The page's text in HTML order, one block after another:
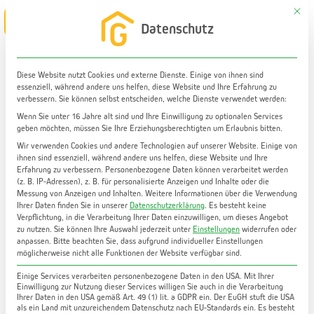
Zum
Inhalt
Glossar: Mietrechtsgesetz
Was versteht man unter
"Mietrechtsgesetz"?
Das Mietrechtsgesetz, kurz MRG, ist in
Österreich im Jahr 1982 in Kraft getreten. es
regelt alle Aspekte rund um die Vermietung
Mit
Datenschutz
Diese Website nutzt Cookies und externe Dienste. Einige von ihnen sind
essenziell, während andere uns helfen, diese Website und Ihre Erfahrung zu
verbessern. Sie können selbst entscheiden, welche Dienste verwendet werden:
Wenn Sie unter 16 Jahre alt sind und Ihre Einwilligung zu optionalen Services
geben möchten, müssen Sie Ihre Erziehungsberechtigten um Erlaubnis bitten.
Wir verwenden Cookies und andere Technologien auf unserer Website. Einige von
ihnen sind essenziell, während andere uns helfen, diese Website und Ihre
Erfahrung zu verbessern. Personenbezogene Daten können verarbeitet werden
(z. B. IP-Adressen), z. B. für personalisierte Anzeigen und Inhalte oder die
Messung von Anzeigen und Inhalten. Weitere Informationen über die Verwendung
Ihrer Daten finden Sie in unserer Datenschutzerklärung. Es besteht keine
Verpflichtung, in die Verarbeitung Ihrer Daten einzuwilligen, um dieses Angebot
zu nutzen. Sie können Ihre Auswahl jederzeit unter Einstellungen widerrufen oder
anpassen. Bitte beachten Sie, dass aufgrund individueller Einstellungen
möglicherweise nicht alle Funktionen der Website verfügbar sind.
Einige Services verarbeiten personenbezogene Daten in den USA. Mit Ihrer
Einwilligung zur Nutzung dieser Services willigen Sie auch in die Verarbeitung
Ihrer Daten in den USA gemäß Art. 49 (1) lit. a GDPR ein. Der EuGH stuft die USA
als ein Land mit unzureichendem Datenschutz nach EU-Standards ein. Es besteht